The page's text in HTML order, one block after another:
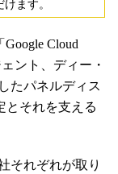
ます。
Cloud
ント、ディー・
たパネルディス
とそれを支える
それぞれが取り